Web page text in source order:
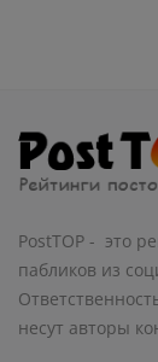
PostTOP - это
пабликов из
несут авторы